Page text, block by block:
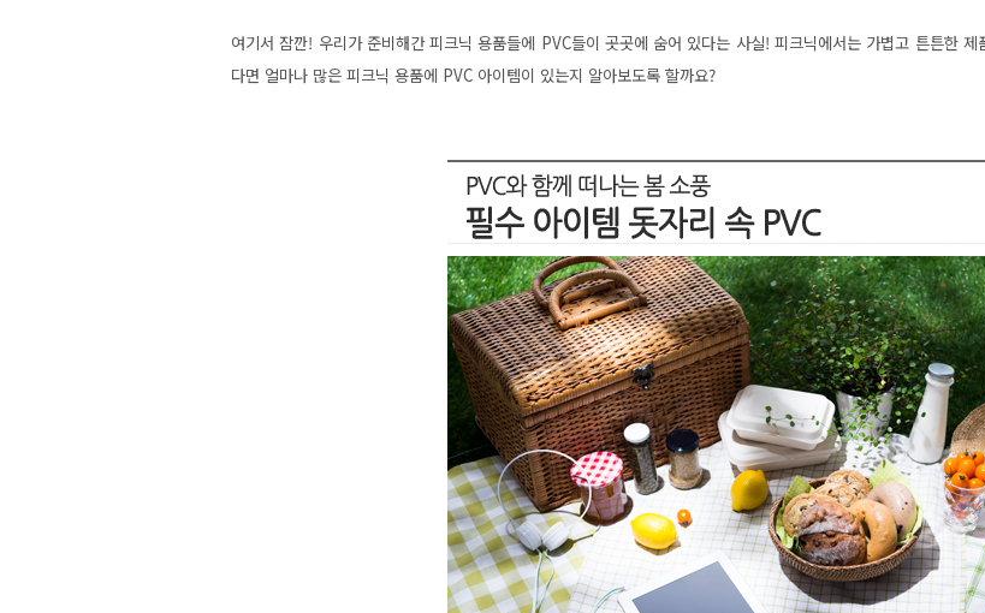
여기서 잠깐! 우리가 준비해간 피크닉 용품들에 PVC들이 곳곳에 숨어 있다는 사실! 피크닉에서는 가볍고 튼튼한
다면 얼마나 많은 피크닉 용품에 PVC 아이템이 있는지 알아보도록 할까요?